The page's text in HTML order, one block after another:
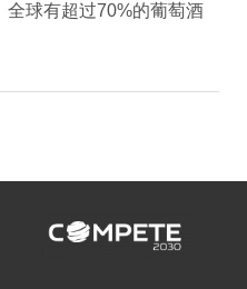
全球有超过70%的葡萄酒